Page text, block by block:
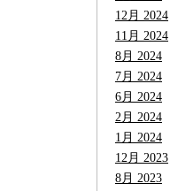
12月 2024
11月 2024
8月 2024
7月 2024
6月 2024
2月 2024
1月 2024
12月 2023
8月 2023